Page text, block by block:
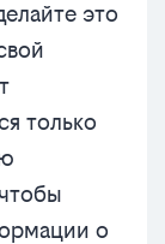
это
только
о